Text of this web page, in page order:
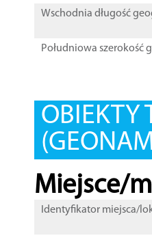
Wschodnia długość
Południowa szerokość
OBIEKTY
Miejsce/
Identyfikator miejsca/